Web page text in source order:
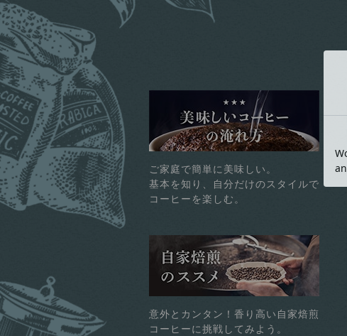
ご家庭で簡単に美味しい。
基本を知り、自分だけのスタイルで
コーヒーを楽しむ。
意外とカンタン！香り高い自家焙煎
コーヒーに挑戦してみよう。